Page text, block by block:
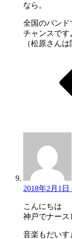
なら。
全国のバンド
チャンスです
（松原さん
2018年2月1
こんにちは
神戸でナース
音楽もだいす